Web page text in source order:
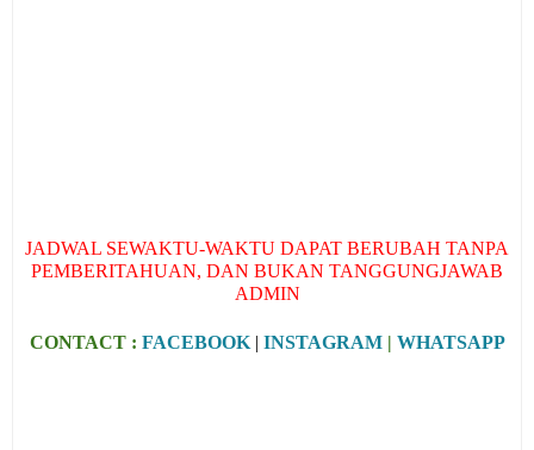
JADWAL SEWAKTU-WAKTU DAPAT BERUBAH TANPA
PEMBERITAHUAN, DAN BUKAN TANGGUNGJAWAB
ADMIN
CONTACT : FACEBOOK| INSTAGRAM| WHATSAPP